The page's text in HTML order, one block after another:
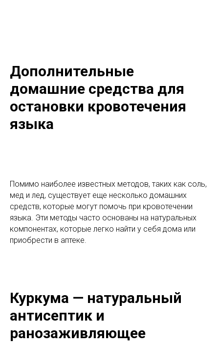
Дополнительные
домашние средства для
остановки кровотечения
языка
Помимо наиболее известных методов, таких как соль,
мед и лед, существует еще несколько домашних
средств, которые могут помочь при кровотечении
языка. Эти методы часто основаны на натуральных
компонентах, которые легко найти у себя дома или
приобрести в аптеке.
Куркума — натуральный
антисептик и
ранозаживляющее